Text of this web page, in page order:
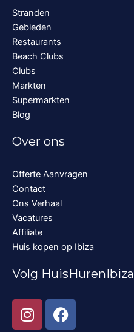
Stranden
Gebieden
Restaurants
Beach Clubs
Clubs
Markten
Supermarkten
Blog
Over ons
Offerte Aanvragen
Contact
Ons Verhaal
Vacatures
Affiliate
Huis kopen op Ibiza
Volg HuisHurenIbiza
I
n
F
a